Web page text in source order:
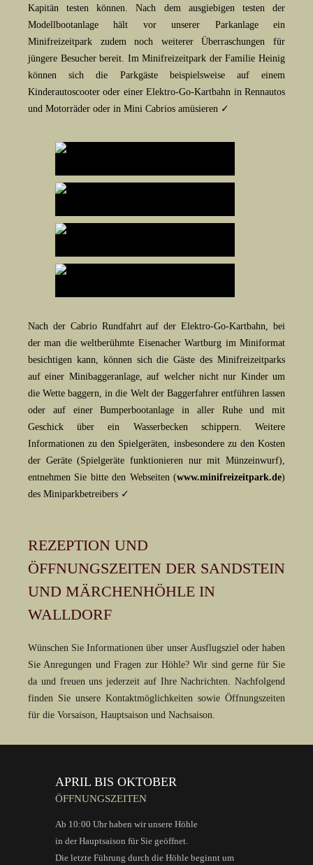
Kapitän testen können. Nach dem ausgiebigen testen der
Modellbootanlage hält vor unserer Parkanlage ein
Minifreizeitpark zudem noch weiterer Überraschungen für
jüngere Besucher bereit. Im Minifreizeitpark der Familie Heinig
können sich die Parkgäste beispielsweise auf einem
Kinderautoscooter oder einer Elektro-Go-Kartbahn in Rennautos
und Motorräder oder in Mini Cabrios amüsieren ✓
Nach der Cabrio Rundfahrt auf der Elektro-Go-Kartbahn, bei
der man die weltberühmte Eisenacher Wartburg im Miniformat
besichtigen kann, können sich die Gäste des Minifreizeitparks
auf einer Minibaggeranlage, auf welcher nicht nur Kinder um
die Wette baggern, in die Welt der Baggerfahrer entführen lassen
oder auf einer Bumperbootanlage in aller Ruhe und mit
Geschick über ein Wasserbecken schippern. Weitere
Informationen zu den Spielgeräten, insbesondere zu den Kosten
der Geräte (Spielgeräte funktionieren nur mit Münzeinwurf),
entnehmen Sie bitte den Webseiten (www.minifreizeitpark.de)
des Miniparkbetreibers ✓
REZEPTION UND
ÖFFNUNGSZEITEN DER SANDSTEIN
UND MÄRCHENHÖHLE IN
WALLDORF
Wünschen Sie Informationen über unser Ausflugsziel oder haben
Sie Anregungen und Fragen zur Höhle? Wir sind gerne für Sie
da und freuen uns jederzeit auf Ihre Nachrichten. Nachfolgend
finden Sie unsere Kontaktmöglichkeiten sowie Öffnungszeiten
für die Vorsaison, Hauptsaison und Nachsaison.
APRIL BIS OKTOBER
ÖFFNUNGSZEITEN
Ab 10:00 Uhr haben wir unsere Höhle
in der Hauptsaison für Sie geöffnet.
Die letzte Führung durch die Höhle beginnt um